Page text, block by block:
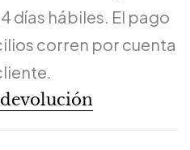
días hábiles. El pago
corren por cuenta